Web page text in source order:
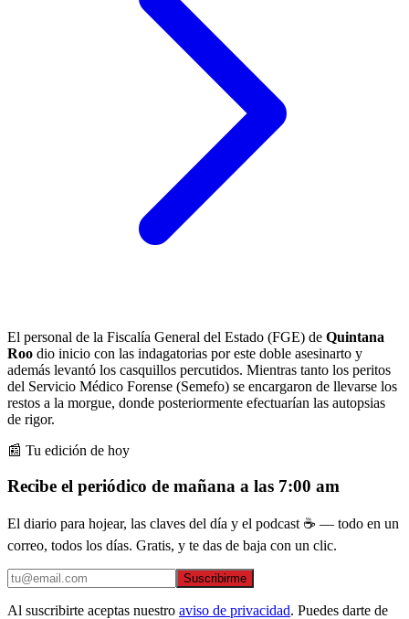
El personal de la Fiscalía General del Estado (FGE) de Quintana
Roo dio inicio con las indagatorias por este doble asesinarto y
además levantó los casquillos percutidos. Mientras tanto los peritos
del Servicio Médico Forense (Semefo) se encargaron de llevarse los
restos a la morgue, donde posteriormente efectuarían las autopsias
de rigor.
📰 Tu edición de hoy
Recibe el periódico de mañana a las 7:00 am
El diario para hojear, las claves del día y el podcast ☕ — todo en un
correo, todos los días. Gratis, y te das de baja con un clic.
Suscribirme
Al suscribirte aceptas nuestro aviso de privacidad. Puedes darte de